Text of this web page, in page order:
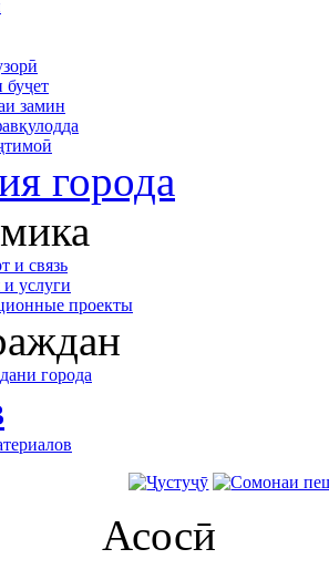
замин
города
и связь
и услуги
проекты
города
Асосӣ